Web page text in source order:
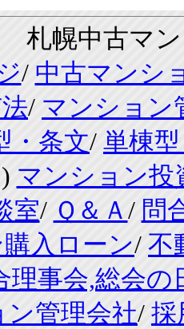
札幌中古マ
/ 中古マンシ
/ マンション
・条文/ 単棟
) マンション投
室/ Ｑ＆Ａ / 問
入ローン/ 不
理事会,総会の
ン管理会社/ 採